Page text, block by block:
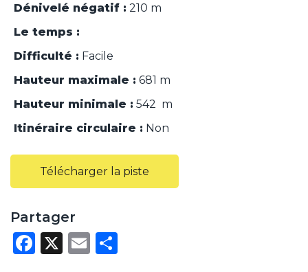
Dénivelé négatif : 210 m
Le temps :
Difficulté : Facile
Hauteur maximale : 681 m
Hauteur minimale : 542 m
Itinéraire circulaire : Non
Télécharger la piste
Partager
F
X
E